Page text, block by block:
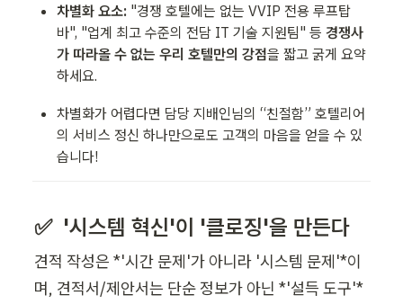
차별화 요소: "경쟁 호텔에는 없는 VVIP 전용 루프탑
바", "업계 최고 수준의 전담 IT 기술 지원팀" 등 경쟁사
가 따라올 수 없는 우리 호텔만의 강점을 짧고 굵게 요약
하세요.
차별화가 어렵다면 담당 지배인님의 “친절함” 호텔리어
의 서비스 정신 하나만으로도 고객의 마음을 얻을 수 있
습니다!
✅  '시스템 혁신'이 '클로징'을 만든다
견적 작성은 *'시간 문제'가 아니라 '시스템 문제'*이
며, 견적서/제안서는 단순 정보가 아닌 *'설득 도구'*